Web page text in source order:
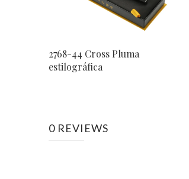
2768-44 Cross Pluma
estilográfica
0 REVIEWS